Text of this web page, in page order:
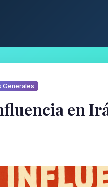
Generales
en